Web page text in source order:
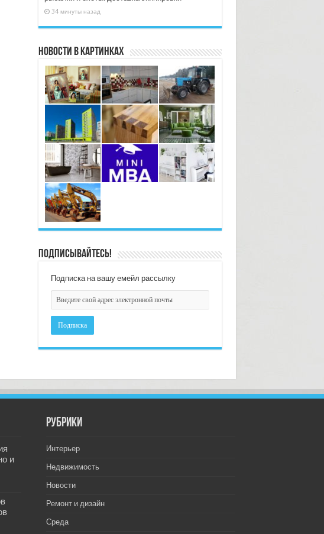
34 минуты назад
Новости в картинках
Подписывайтесь!
Подписка на вашу емейл рассылку
и
РУбрики
Интерьер
Недвижимость
Новости
Ремонт и дизайн
Среда